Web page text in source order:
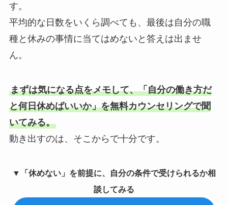
す。
平均的な日数をいくら調べても、最後は自分の職
種と休みの事情に当てはめないと答えは出ませ
ん。
まずは気になる点をメモして、「自分の働き方だ
と何日休めばいいか」を無料カウンセリングで聞
いてみる。
動き出すのは、そこからで十分です。
▼「休めない」を前提に、自分の条件で受けられるか相
談してみる